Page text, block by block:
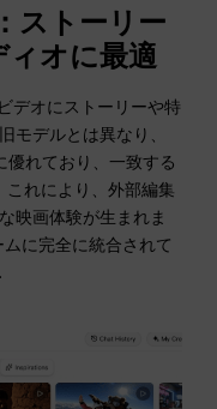
ストーリー
オに最適
デオにストーリーや特
モデルとは異なり、
優れており、一致する
これにより、外部編集
映画体験が生まれま
に完全に統合されて